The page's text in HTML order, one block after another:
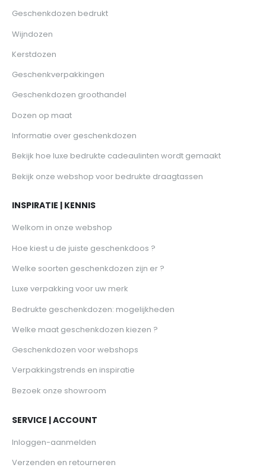
Geschenkdozen bedrukt
Wijndozen
Kerstdozen
Geschenkverpakkingen
Geschenkdozen groothandel
Dozen op maat
Informatie over geschenkdozen
Bekijk hoe luxe bedrukte cadeaulinten wordt gemaakt
Bekijk onze webshop voor bedrukte draagtassen
INSPIRATIE | KENNIS
Welkom in onze webshop
Hoe kiest u de juiste geschenkdoos ?
Welke soorten geschenkdozen zijn er ?
Luxe verpakking voor uw merk
Bedrukte geschenkdozen: mogelijkheden
Welke maat geschenkdozen kiezen ?
Geschenkdozen voor webshops
Verpakkingstrends en inspiratie
Bezoek onze showroom
SERVICE | ACCOUNT
Inloggen-aanmelden
Verzenden en retourneren